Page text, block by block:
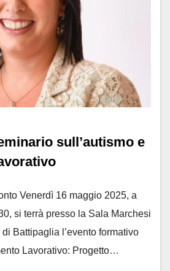
sull’autismo e
Venerdì 16 maggio 2025, a
si terrà presso la Sala Marchesi
Battipaglia l’evento formativo
Lavorativo: Progetto…